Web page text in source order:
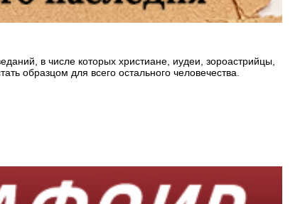
в числе которых христиане, иудеи, зороастрийцы,
образцом для всего остального человечества.